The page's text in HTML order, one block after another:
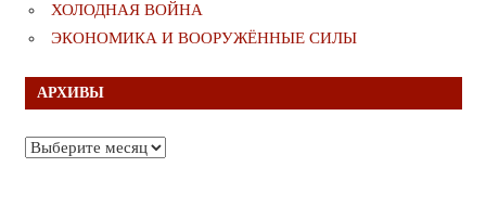
ХОЛОДНАЯ ВОЙНА
ЭКОНОМИКА И ВООРУЖЁННЫЕ СИЛЫ
АРХИВЫ
Архивы